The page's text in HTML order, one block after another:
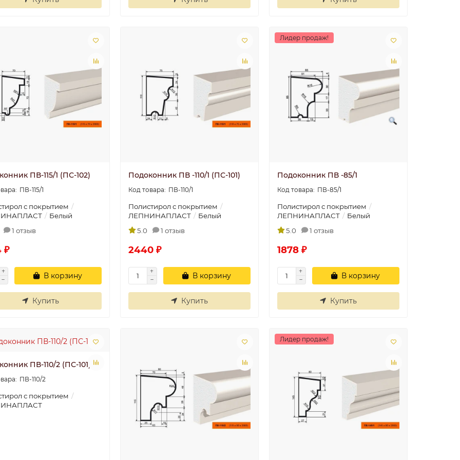
ПВ-115/1 (ПС-102)
ПВ-115/1
с покрытием
Белый
1 отзыв
₽
В корзину
Купить
Подоконник ПВ -110/1 (ПС-101)
ПВ-110/1
Полистирол с покрытием
ЛЕПНИНАПЛАСТ
Белый
5.0
1 отзыв
2440 ₽
В корзину
Купить
Лидер продаж!
Подоконник ПВ -85/1
ПВ-85/1
Полистирол с покрытием
ЛЕПНИНАПЛАСТ
Белый
5.0
1 отзыв
1878 ₽
В корзину
Купить
ПВ-110/2 (ПС-101)
ПВ-110/2
с покрытием
Лидер продаж!